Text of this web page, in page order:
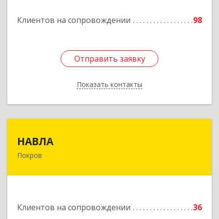
Клиентов на сопровождении 98
Отправить заявку
Показать контакты
Отправить заявку
Назад
НАВЛА
Покров
Клиентов на сопровождении
36
601120, Владимирская обл, Петушинский р-н,